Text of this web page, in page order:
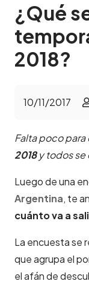
¿Qué
2018?
10/11/2017
Falta poco para
2018y todos se
Luego de una
Argentina, te
cuánto va a
La encuesta se
que agrupa el
el afán de